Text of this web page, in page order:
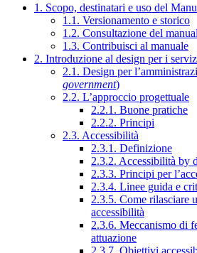
1. Scopo, destinatari e uso del
1.1. Versionamento e storico
1.2. Consultazione del
1.3. Contribuisci al manuale
2. Introduzione al design per i
2.1. Design per
government)
2.2. L’approccio progettuale
2.2.1. Buone pratiche
2.2.2. Principi
2.3. Accessibilità
2.3.1. Definizione
2.3.2. Accessibilità by
2.3.3. Principi per
2.3.4. Linee guida e
2.3.5. Come rilasciare
accessibilità
2.3.6. Meccanismo di
attuazione
2.3.7. Obiettivi